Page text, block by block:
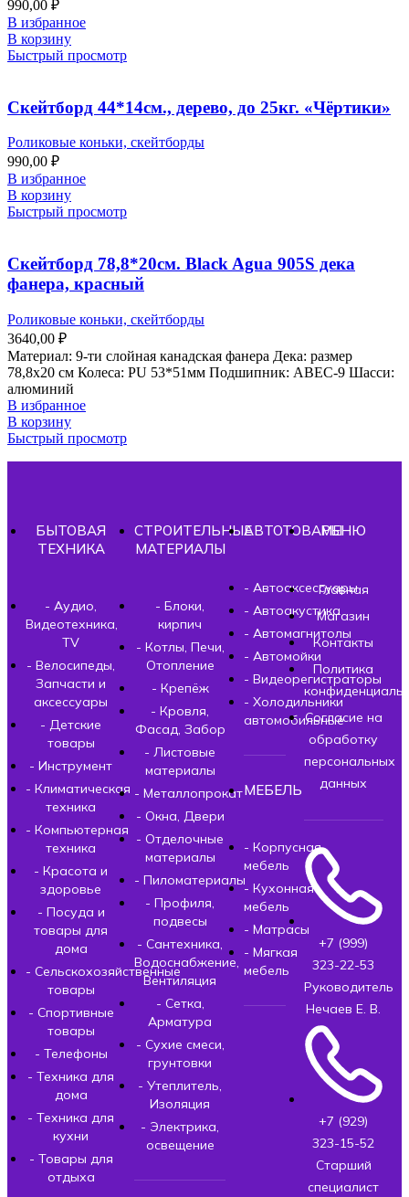
990,00 ₽
В избранное
В корзину
Быстрый просмотр
Скейтборд 44*14см., дерево, до 25кг. «Чёртики»
Роликовые коньки, скейтборды
990,00 ₽
В избранное
В корзину
Быстрый просмотр
Скейтборд 78,8*20см. Black Agua 905S дека
фанера, красный
Роликовые коньки, скейтборды
3640,00 ₽
Материал: 9-ти слойная канадская фанера Дека: размер
78,8х20 см Колеса: PU 53*51мм Подшипник: ABEC-9 Шасси:
алюминий
В избранное
В корзину
Быстрый просмотр
БЫТОВАЯ
ТЕХНИКА
- Аудио,
Видеотехника,
TV
- Велосипеды,
Запчасти и
аксессуары
- Детские
товары
- Инструмент
- Климатическая
техника
- Компьютерная
техника
- Красота и
здоровье
- Посуда и
товары для
дома
- Сельскохозяйственные
товары
- Спортивные
товары
- Телефоны
- Техника для
дома
- Техника для
кухни
- Товары для
отдыха
СТРОИТЕЛЬНЫЕ
МАТЕРИАЛЫ
- Блоки,
кирпич
- Котлы, Печи,
Отопление
- Крепёж
- Кровля,
Фасад, Забор
- Листовые
материалы
- Металлопрокат
- Окна, Двери
- Отделочные
материалы
- Пиломатериалы
- Профиля,
подвесы
- Сантехника,
Водоснабжение,
Вентиляция
- Сетка,
Арматура
- Сухие смеси,
грунтовки
- Утеплитель,
Изоляция
- Электрика,
освещение
АВТОТОВАРЫ
- Автоаксессуары
- Автоакустика
- Автомагнитолы
- Автомойки
- Видеорегистраторы
- Холодильники
автомобильные
МЕБЕЛЬ
- Корпусная
мебель
- Кухонная
мебель
- Матрасы
- Мягкая
мебель
МЕНЮ
Главная
Магазин
Контакты
Политика
Согласие на
обработку
персональных
данных
+7 (999)
323-22-53
Руководитель
Нечаев Е. В.
+7 (929)
323-15-52
Старший
специалист